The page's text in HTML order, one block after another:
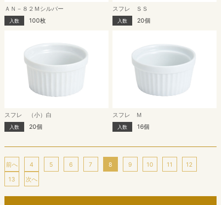
ＡＮ－８２Ｍシルバー
入数 100枚
スフレ ＳＳ
入数 20個
スフレ （小）白
入数 20個
スフレ Ｍ
入数 16個
前へ 4 5 6 7 8 9 10 11
12
13
次へ